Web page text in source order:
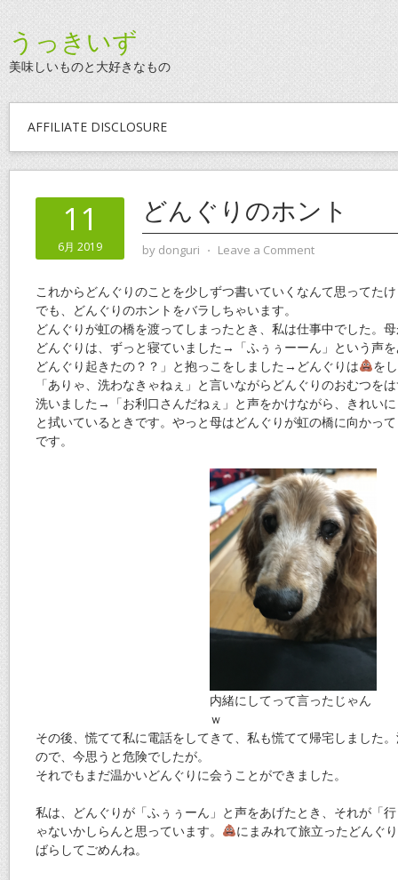
うっきいず
美味しいものと大好きなもの
AFFILIATE DISCLOSURE
11
6月 2019
どんぐりのホント
by donguri ⋅ Leave a Comment
これからどんぐりのことを少しずつ書いていくなんて思ってた
でも、どんぐりのホントをバラしちゃいます。
どんぐりが虹の橋を渡ってしまったとき、私は仕事中でした。
どんぐりは、ずっと寝ていました→「ふぅぅーーん」という声
どんぐり起きたの？？」と抱っこをしました→どんぐりは
を
「ありゃ、洗わなきゃねぇ」と言いながらどんぐりのおむつを
洗いました→「お利口さんだねぇ」と声をかけながら、きれい
と拭いているときです。やっと母はどんぐりが虹の橋に向かっ
です。
内緒にしてって言ったじゃん
ｗ
その後、慌てて私に電話をしてきて、私も慌てて帰宅しました
ので、今思うと危険でしたが。
それでもまだ温かいどんぐりに会うことができました。
私は、どんぐりが「ふぅぅーん」と声をあげたとき、それが「
ゃないかしらんと思っています。
にまみれて旅立ったどんぐ
ばらしてごめんね。